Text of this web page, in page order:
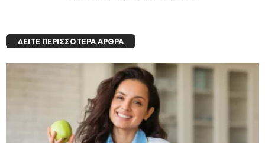
ΔΕΊΤΕ ΠΕΡΙΣΣΌΤΕΡΑ ΆΡΘΡΑ